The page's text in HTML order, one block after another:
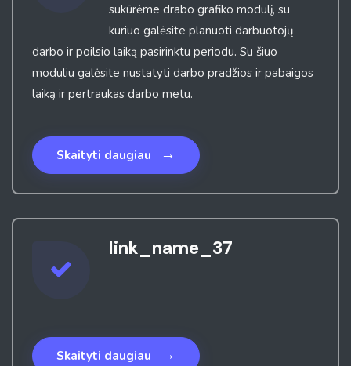
sukūrėme drabo grafiko modulį, su
kuriuo galėsite planuoti darbuotojų
darbo ir poilsio laiką pasirinktu periodu. Su šiuo
moduliu galėsite nustatyti darbo pradžios ir pabaigos
laiką ir pertraukas darbo metu.
Skaityti daugiau →
link_name_37
Skaityti daugiau →